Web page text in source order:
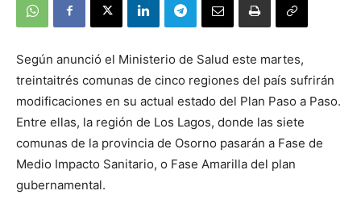
Según anunció el Ministerio de Salud este martes,
treintaitrés comunas de cinco regiones del país sufrirán
modificaciones en su actual estado del Plan Paso a Paso.
Entre ellas, la región de Los Lagos, donde las siete
comunas de la provincia de Osorno pasarán a Fase de
Medio Impacto Sanitario, o Fase Amarilla del plan
gubernamental.